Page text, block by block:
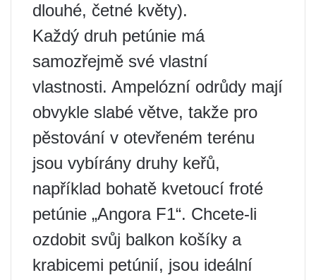
dlouhé, četné květy).
Každý druh petúnie má
samozřejmě své vlastní
vlastnosti. Ampelózní odrůdy mají
obvykle slabé větve, takže pro
pěstování v otevřeném terénu
jsou vybírány druhy keřů,
například bohatě kvetoucí froté
petúnie „Angora F1“. Chcete-li
ozdobit svůj balkon košíky a
krabicemi petúnií, jsou ideální